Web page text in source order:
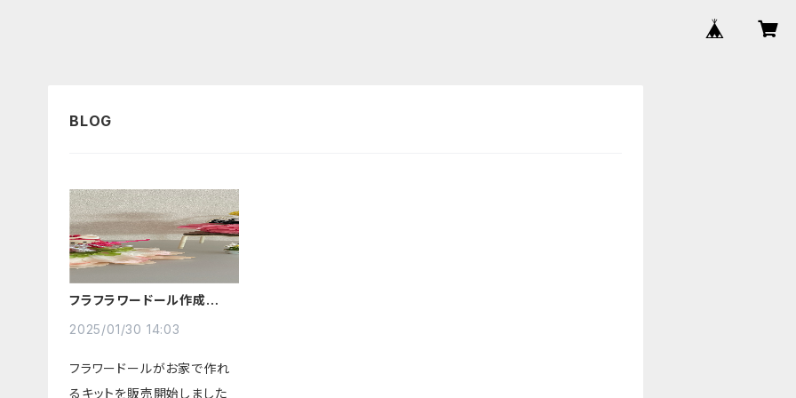
フラフラワードール作成キッ
2025/01/30 14:03
フラワードールがお家で作れ
るキットを販売開始しました